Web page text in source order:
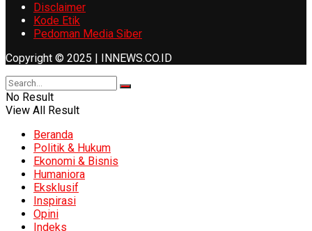
Disclaimer
Kode Etik
Pedoman Media Siber
Copyright © 2025 | INNEWS.CO.ID
No Result
View All Result
Beranda
Politik & Hukum
Ekonomi & Bisnis
Humaniora
Eksklusif
Inspirasi
Opini
Indeks